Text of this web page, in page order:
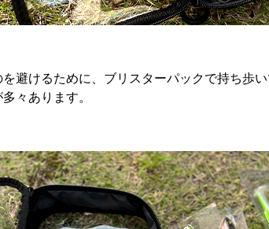
避けるために、ブリスターパックで持ち歩
々あります。